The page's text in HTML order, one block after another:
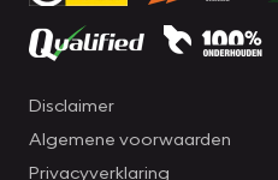
Disclaimer
Algemene voorwaarden
Privacyverklaring